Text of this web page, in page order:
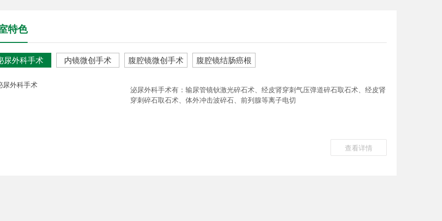
特色
尿外科手术 内镜微创手术 腹腔镜微创手术
腹腔镜结肠癌根
泌尿外科手术有：输尿管镜钬激光碎石术、经皮肾穿刺气压弹道碎石取石术、经皮肾
穿刺碎石取石术、体外冲击波碎石、前列腺等离子电切
查看详情